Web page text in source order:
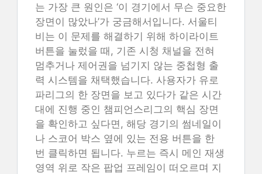
는 가장 큰 원인은 ‘이 경기에서 무슨 중요한
장면이 많았나’가 궁금해서입니다. 서울티
비는 이 문제를 해결하기 위해 하이라이트
버튼을 눌렀을 때, 기존 시청 채널을 전혀
멈추거나 제어권을 넘기지 않는 중첩형 출
력 시스템을 채택했습니다. 사용자가 유로
파리그의 한 장면을 보고 있다가 같은 시간
대에 진행 중인 챔피언스리그의 핵심 장면
을 확인하고 싶다면, 해당 경기의 썸네일이
나 스코어 박스 옆에 있는 전용 버튼을 한
번 클릭하면 됩니다. 누르는 즉시 메인 재생
영역 위로 작은 팝업 프레임이 떠오르며 지